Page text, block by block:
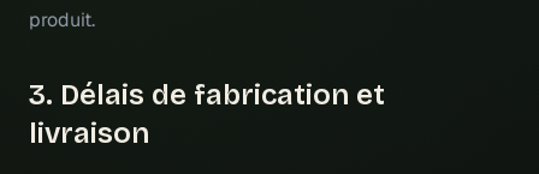
produit.
3. Délais de fabrication et
livraison